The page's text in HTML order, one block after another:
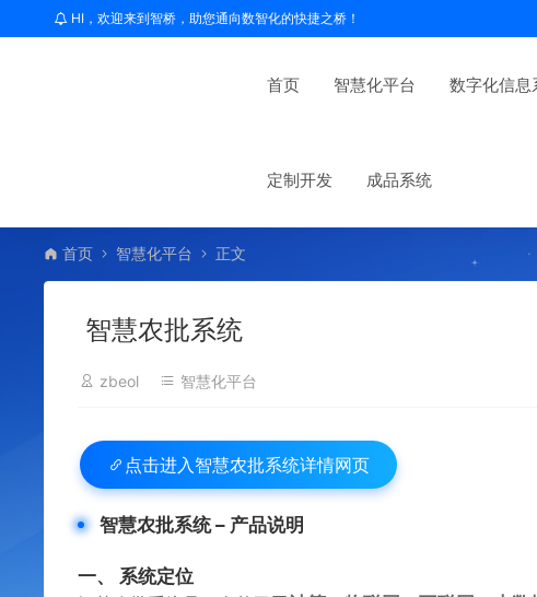
HI，欢迎来到智桥，助您通向数智化的快捷之桥！
首页 智慧化平台 数字化信息
定制开发 成品系统
首页 智慧化平台 正文
智慧农批系统
zbeol 智慧化平台
点击进入 智慧农批系统详情网页
智慧农批系统 – 产品说明
一、 系统定位